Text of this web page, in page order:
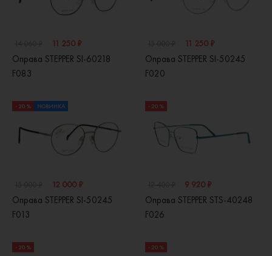
11 250 ₽
Оправа STEPPER SI-60218
F083
11 250 ₽
Оправа STEPPER SI-50245
F020
- 20 % НОВИНКА
12 000 ₽
Оправа STEPPER SI-50245
F013
- 20 %
9 920 ₽
Оправа STEPPER STS-40248
F026
- 20 % - 20 %